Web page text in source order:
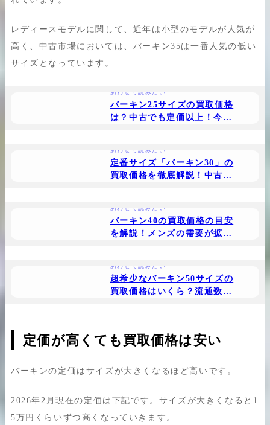
レディースモデルに関して、近年は小型のモデルが人気が
高く、中古市場においては、バーキン35は一番人気の低い
サイズとなっています。
あわせて読みたい
バーキン25サイズの買取価格
は？中古でも定価以上！今最
あわせて読みたい
定番サイズ「バーキン30」の
買取価格を徹底解説！中古で
あわせて読みたい
バーキン40の買取価格の目安
を解説！メンズの需要が拡大
あわせて読みたい
超希少なバーキン50サイズの
買取価格はいくら？流通数の
定価が高くても買取価格は安い
バーキンの定価はサイズが大きくなるほど高いです。
2026年2月現在の定価は下記です。サイズが大きくなると1
5万円くらいずつ高くなっていきます。